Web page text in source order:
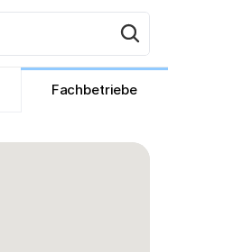
Fachbetriebe